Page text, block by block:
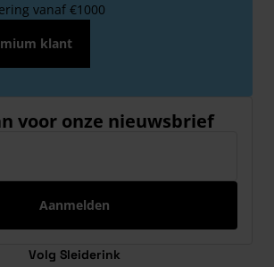
vanaf €1000
klant
voor onze nieuwsbrief
Aanmelden
Volg Sleiderink